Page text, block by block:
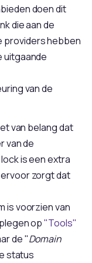
doen dit
die aan de
providers hebben
uitgaande
van de
van belang dat
van de
is een extra
zorgt dat
is voorzien van
op"Tools"
de "Domain
status